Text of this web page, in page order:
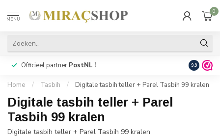
MENU
0
Officieel partner PostNL ! Snelle
9.9
Home / Tasbih / Digitale tasbih teller + Parel Tasbih 99 kralen
Digitale tasbih teller + Parel
Tasbih 99 kralen
Digitale tasbih teller + Parel Tasbih 99 kralen